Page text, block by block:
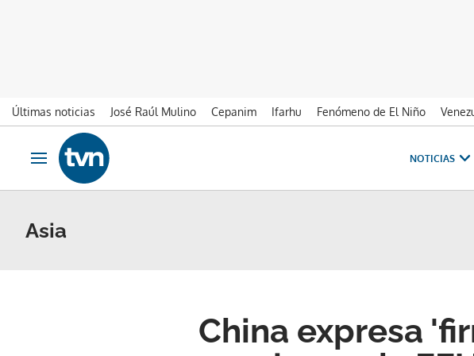
Últimas noticias José Raúl Mulino Cepanim Ifarhu Fenómeno de El Niño
Ir al contenido
Obrir navegació
NOTICIAS
Asia
China expresa